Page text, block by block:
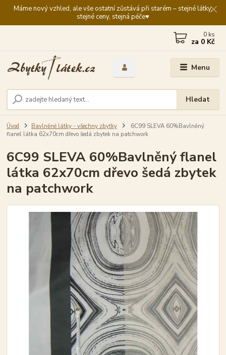
Máme nový vzhled, ale vše ostatní zůstává při starém – stejné látky,
stejné ceny, stejná péče♥️
Menu
Hledat
0 ks
za 0 Kč
Úvod Bavlněné látky - všechny zbytky
6C99 SLEVA 60%Bavlněný
flanel látka 62x70cm dřevo šedá zbytek na patchwork
6C99 SLEVA 60%Bavlněný flanel
látka 62x70cm dřevo šedá zbytek
na patchwork